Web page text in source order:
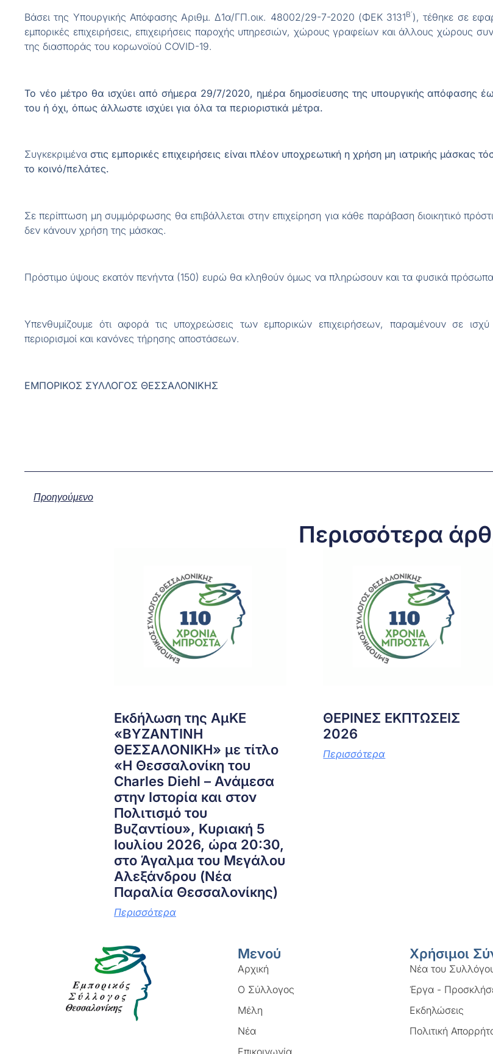
Βάσει της Υπουργικής Απόφασης Αριθμ. Δ1α/ΓΠ.οικ. 48002/29-7-2020 (ΦΕΚ 3131Β΄), τέθηκε σε
εμπορικές επιχειρήσεις, επιχειρήσεις παροχής υπηρεσιών, χώρους γραφείων και άλλους χώρους
της διασποράς του κορωνοϊού COVID-19.
Το νέο μέτρο θα ισχύει από σήμερα 29/7/2020, ημέρα δημοσίευσης της υπουργικής απόφασης
του ή όχι, όπως άλλωστε ισχύει για όλα τα περιοριστικά μέτρα.
Συγκεκριμέναστις εμπορικές επιχειρήσεις είναι πλέον υποχρεωτική η χρήση μη ιατρικής
το κοινό/πελάτες.
Σε περίπτωση μη συμμόρφωσης θα επιβάλλεται στην επιχείρηση για κάθε παράβαση διοικητικό
δεν κάνουν χρήση της μάσκας.
Πρόστιμο ύψους εκατόν πενήντα (150) ευρώ θα κληθούν όμως να πληρώσουν και τα φυσικά
Υπενθυμίζουμε ότι αφορά τις υποχρεώσεις των εμπορικών επιχειρήσεων, παραμένουν σε
περιορισμοί και κανόνες τήρησης αποστάσεων.
ΕΜΠΟΡΙΚΟΣ ΣΥΛΛΟΓΟΣ ΘΕΣΣΑΛΟΝΙΚΗΣ
Προηγούμενο
Περισσότερα
Εκδήλωση της ΑμΚΕ
«ΒΥΖΑΝΤΙΝΗ
ΘΕΣΣΑΛΟΝΙΚΗ» με τίτλο
«Η Θεσσαλονίκη του
Charles Diehl – Ανάμεσα
στην Ιστορία και στον
Πολιτισμό του
Βυζαντίου», Κυριακή 5
Ιουλίου 2026, ώρα 20:30,
στο Άγαλμα του Μεγάλου
Αλεξάνδρου (Νέα
Παραλία Θεσσαλονίκης)
Περισσότερα
ΘΕΡΙΝΕΣ ΕΚΠΤΩΣΕΙΣ
2026
Περισσότερα
Μενού
Αρχική
Ο Σύλλογος
Μέλη
Νέα
Χρήσιμοι
Νέα του
Έργα -
Εκδηλώσεις
Πολιτική